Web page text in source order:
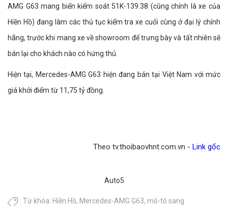
AMG G63 mang biển kiểm soát 51K-139.38 (cũng chính là xe của
Hiền Hồ) đang làm các thủ tục kiểm tra xe cuối cùng ở đại lý chính
hãng, trước khi mang xe về showroom để trưng bày và tất nhiên sẽ
bán lại cho khách nào có hứng thú.
Hiện tại, Mercedes-AMG G63 hiện đang bán tại Việt Nam với mức
giá khởi điểm từ 11,75 tỷ đồng.
Theo tv.thoibaovhnt.com.vn - Link gốc
Auto5
Từ khóa: Hiền Hồ, Mercedes-AMG G63, mô-tô sang